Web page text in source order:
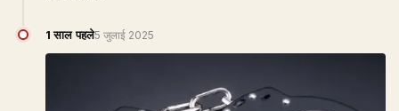
1 साल पहले5 जुलाई 2025